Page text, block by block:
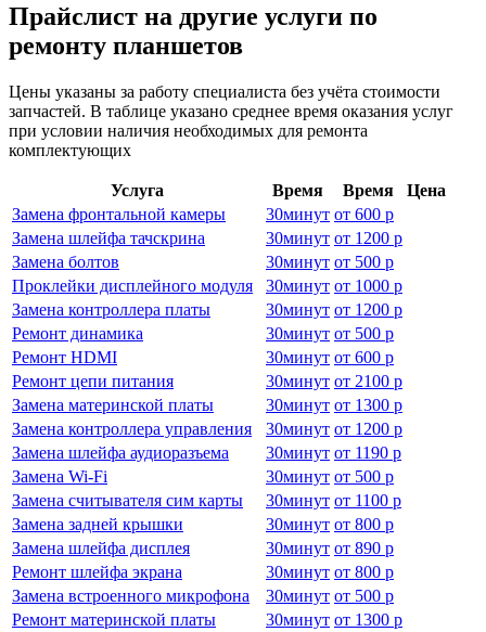
Прайслист на другие услуги по
ремонту планшетов
Цены указаны за работу специалиста без учёта стоимости
запчастей. В таблице указано среднее время оказания услуг
при условии наличия необходимых для ремонта
комплектующих
Услуга Время Время
Цена
Замена фронтальной камеры
30минут от 600 р
Замена шлейфа тачскрина
30минут от 1200 р
Замена болтов
30минут от 500 р
Проклейки дисплейного модуля
30минут от 1000 р
Замена контроллера платы
30минут от 1200 р
Ремонт динамика
30минут от 500 р
Ремонт HDMI
30минут от 600 р
Ремонт цепи питания
30минут от 2100 р
Замена материнской платы
30минут от 1300 р
Замена контроллера управления
30минут от 1200 р
Замена шлейфа аудиоразъема
30минут от 1190 р
Замена Wi-Fi
30минут от 500 р
Замена считывателя сим карты
30минут от 1100 р
Замена задней крышки
30минут от 800 р
Замена шлейфа дисплея
30минут от 890 р
Ремонт шлейфа экрана
30минут от 800 р
Замена встроенного микрофона
30минут от 500 р
Ремонт материнской платы
30минут от 1300 р